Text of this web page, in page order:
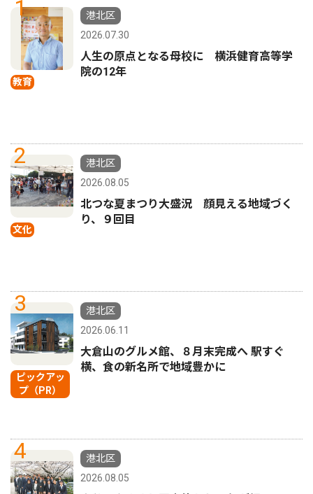
1
教育
港北区
2026.07.30
人生の原点となる母校に 横浜健育高等学
院の12年
2
文化
港北区
2026.08.05
北つな夏まつり大盛況 顔見える地域づく
り、９回目
3
ピックアッ
プ（PR）
港北区
2026.06.11
大倉山のグルメ館、８月末完成へ 駅すぐ
横、食の新名所で地域豊かに
4
港北区
2026.08.05